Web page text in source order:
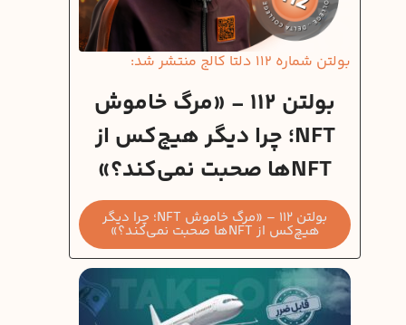
بولتن شماره 112 دلتا کالج منتشر شد:
بولتن 112 - «مرگ خاموش
NFT؛ چرا دیگر هیچ‌کس از
NFTها صحبت نمی‌کند؟»
بولتن 112 – «مرگ خاموش NFT؛ چرا دیگر
هیچ‌کس از NFTها صحبت نمی‌کند؟»